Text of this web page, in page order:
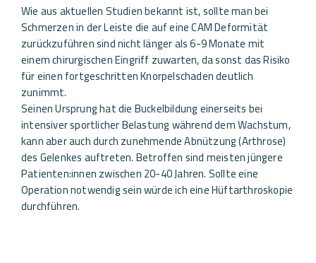
Wie aus aktuellen Studien bekannt ist, sollte man bei
Schmerzen in der Leiste die auf eine CAM Deformität
zurückzuführen sind nicht länger als 6-9 Monate mit
einem chirurgischen Eingriff zuwarten, da sonst das Risiko
für einen fortgeschritten Knorpelschaden deutlich
zunimmt.
Seinen Ursprung hat die Buckelbildung einerseits bei
intensiver sportlicher Belastung während dem Wachstum,
kann aber auch durch zunehmende Abnützung (Arthrose)
des Gelenkes auftreten. Betroffen sind meisten jüngere
Patienten:innen zwischen 20-40 Jahren. Sollte eine
Operation notwendig sein würde ich eine Hüftarthroskopie
durchführen.